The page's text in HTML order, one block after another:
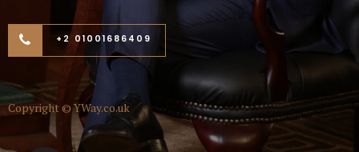
+2 01001686409
Copyright ©YWay.co.uk